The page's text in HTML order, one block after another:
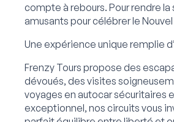
compte à rebours. Pour rendre
amusants pour célébrer le Nouvel
Une expérience unique remplie
Frenzy Tours propose des
dévoués, des visites
voyages en autocar sécuritaires
exceptionnel, nos circuits vous